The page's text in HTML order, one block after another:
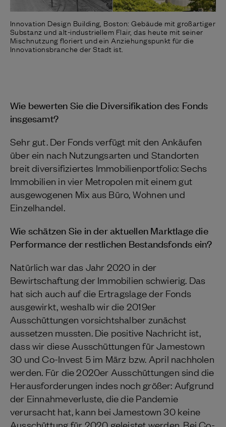
Innovation Design Building, Boston: Gebäude mit großartiger
Substanz und alt-industriellem Flair, das heute mit seiner
Mischnutzung floriert und ein Anziehungspunkt für die
Innovationsbranche der Stadt ist.
Wie bewerten Sie die Diversifikation des Fonds
insgesamt?
Sehr gut. Der Fonds verfügt mit den Ankäufen
über ein nach Nutzungsarten und Standorten
breit diversifiziertes Immobilienportfolio: Sechs
Immobilien in vier Metropolen mit einem gut
ausgewogenen Mix aus Büro, Wohnen und
Einzelhandel.
Wie schätzen Sie in der aktuellen Marktlage die
Performance der restlichen Bestandsfonds ein?
Natürlich war das Jahr 2020 in der
Bewirtschaftung der Immobilien schwierig. Das
hat sich auch auf die Ertragslage der Fonds
ausgewirkt, weshalb wir die 2019er
Ausschüttungen vorsichtshalber zunächst
aussetzen mussten. Die positive Nachricht ist,
dass wir diese Ausschüttungen für Jamestown
30 und Co-Invest 5 im März bzw. April nachholen
werden. Für die 2020er Ausschüttungen sind die
Herausforderungen indes noch größer: Aufgrund
der Einnahmeverluste, die die Pandemie
verursacht hat, kann bei Jamestown 30 keine
Ausschüttung für 2020 geleistet werden. Bei Co-